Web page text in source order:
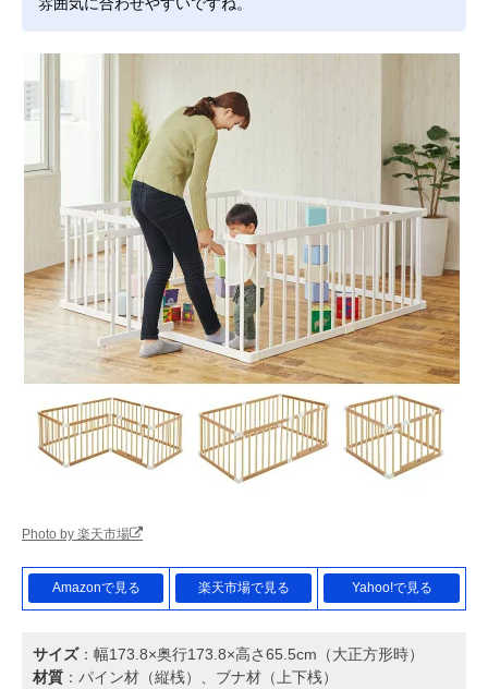
Photo by 楽天市場
Amazonで見る 楽天市場で見る Yahoo!で見る
サイズ：幅173.8×奥行173.8×高さ65.5cm（大正方形時）
材質 ：パイン材（縦桟）、ブナ材（上下桟）